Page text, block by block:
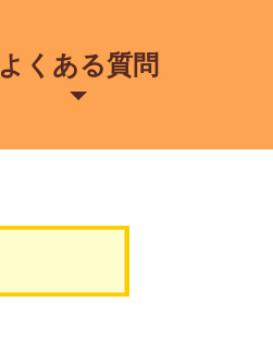
よくある質問